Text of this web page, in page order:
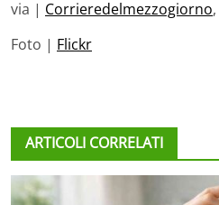
via | Corrieredelmezzogiorno,
Foto | Flickr
ARTICOLI CORRELATI